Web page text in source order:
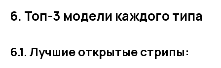
6. Топ-3 модели каждого типа
6.1. Лучшие открытые стрипы: